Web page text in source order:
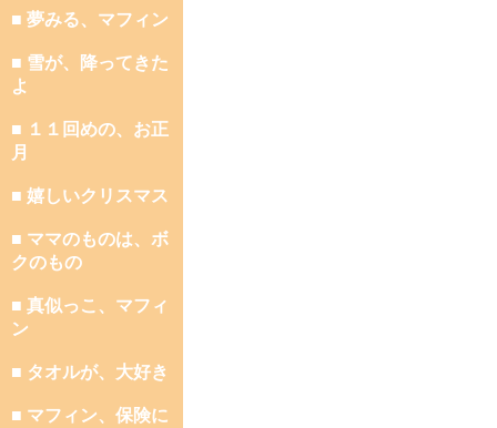
■ 夢みる、マフィン
■ 雪が、降ってきた
よ
■ １１回めの、お正
月
■ 嬉しいクリスマス
■ ママのものは、ボ
クのもの
■ 真似っこ、マフィ
ン
■ タオルが、大好き
■ マフィン、保険に